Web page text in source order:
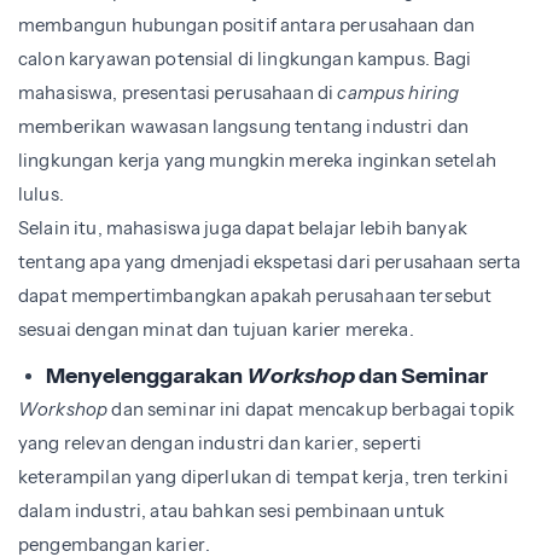
membangun hubungan positif antara perusahaan dan
calon karyawan potensial di lingkungan kampus. Bagi
mahasiswa, presentasi perusahaan dicampus hiring
memberikan wawasan langsung tentang industri dan
lingkungan kerja yang mungkin mereka inginkan setelah
lulus.
Selain itu, mahasiswa juga dapat belajar lebih banyak
tentang apa yang dmenjadi ekspetasi dari perusahaan serta
dapat mempertimbangkan apakah perusahaan tersebut
sesuai dengan minat dan tujuan karier mereka.
Menyelenggarakan Workshopdan Seminar
Workshopdan seminar ini dapat mencakup berbagai topik
yang relevan dengan industri dan karier, seperti
keterampilan yang diperlukan di tempat kerja, tren terkini
dalam industri, atau bahkan sesi pembinaan untuk
pengembangan karier.